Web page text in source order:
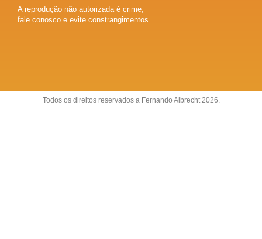
A reprodução não autorizada é crime,
fale conosco e evite constrangimentos.
Todos os direitos reservados a Fernando Albrecht 2026.